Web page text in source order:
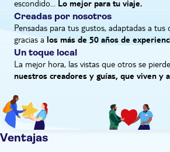
escondido...
Lo mejor para tu viaje.
Creadas por nosotros
Pensadas para tus gustos, adaptadas a tus
gracias a los más de 50 años de
Un toque local
La mejor hora, las vistas que otros se
nuestros creadores y guías, que viven y
Ventajas